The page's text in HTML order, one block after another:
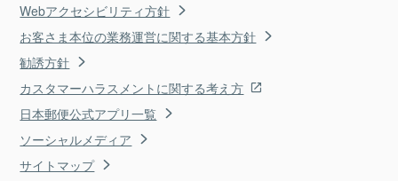
Webアクセシビリティ方針
お客さま本位の業務運営に関する基本方針
勧誘方針
カスタマーハラスメントに関する考え方
日本郵便公式アプリ一覧
ソーシャルメディア
サイトマップ